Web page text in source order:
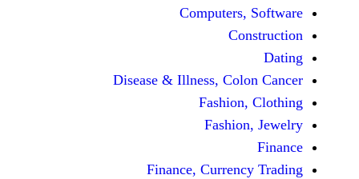
Disease & Illness,
Finance,